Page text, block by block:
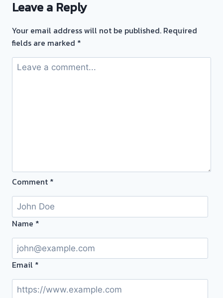
ราคา
ไป
ทอง
อะไร
Leave a Reply
Your email address will not be published. Required
fields are marked *
Comment *
Name *
Email *